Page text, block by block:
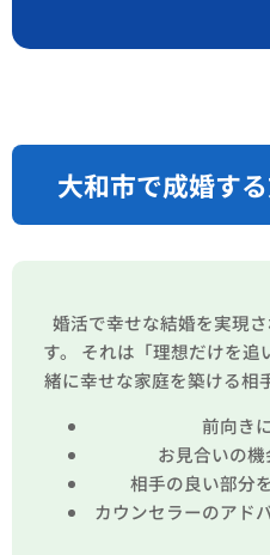
大和市で成婚す
婚活で幸せな結婚を実現
す。 それは「理想だけを
緒に幸せな家庭を築ける相
前向き
お見合いの
相手の良い部分
カウンセラーのアド